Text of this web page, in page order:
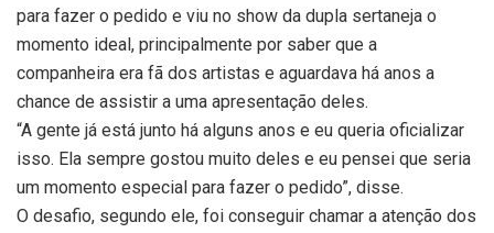
para fazer o pedido e viu no show da dupla sertaneja o
momento ideal, principalmente por saber que a
companheira era fã dos artistas e aguardava há anos a
chance de assistir a uma apresentação deles.
“A gente já está junto há alguns anos e eu queria oficializar
isso. Ela sempre gostou muito deles e eu pensei que seria
um momento especial para fazer o pedido”, disse.
O desafio, segundo ele, foi conseguir chamar a atenção dos